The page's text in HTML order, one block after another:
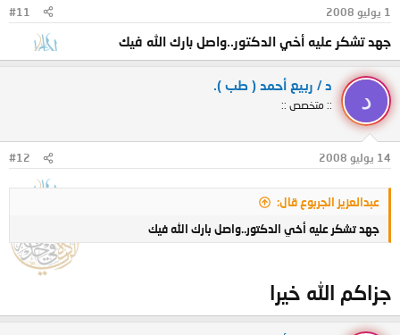
1 يوليو 2008 #11
جهد تشكر عليه أخي الدكتور..واصل بارك الله فيك
د
د / ربيع أحمد ( طب ).
:: متخصص ::
14 يوليو 2008 #12
عبدالعزيز الجربوع قال:
جهد تشكر عليه أخي الدكتور..واصل بارك الله فيك
جزاكم الله خيرا